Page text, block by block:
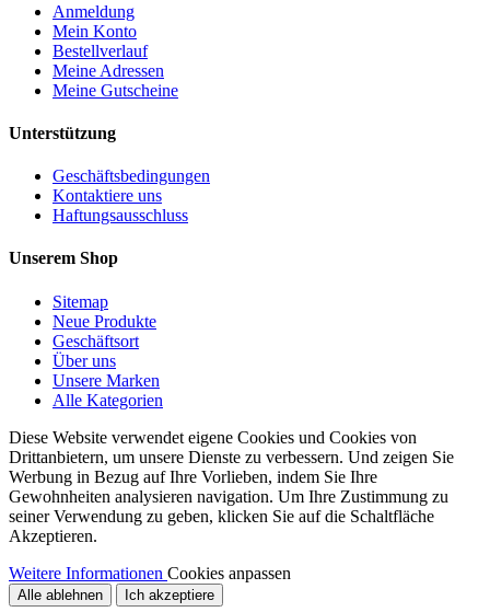
Anmeldung
Mein Konto
Bestellverlauf
Meine Adressen
Meine Gutscheine
Unterstützung
Geschäftsbedingungen
Kontaktiere uns
Haftungsausschluss
Unserem Shop
Sitemap
Neue Produkte
Geschäftsort
Über uns
Unsere Marken
Alle Kategorien
Diese Website verwendet eigene Cookies und Cookies von
Drittanbietern, um unsere Dienste zu verbessern. Und zeigen Sie
Werbung in Bezug auf Ihre Vorlieben, indem Sie Ihre
Gewohnheiten analysieren navigation. Um Ihre Zustimmung zu
seiner Verwendung zu geben, klicken Sie auf die Schaltfläche
Akzeptieren.
Weitere Informationen Cookies anpassen
Alle ablehnen Ich akzeptiere